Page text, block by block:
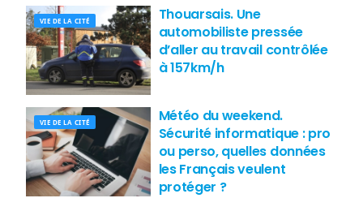
VIE DE LA CITÉ
Thouarsais. Une
automobiliste pressée
d’aller au travail contrôlée
à 157km/h
VIE DE LA CITÉ
Météo du weekend.
Sécurité informatique : pro
ou perso, quelles données
les Français veulent
protéger ?